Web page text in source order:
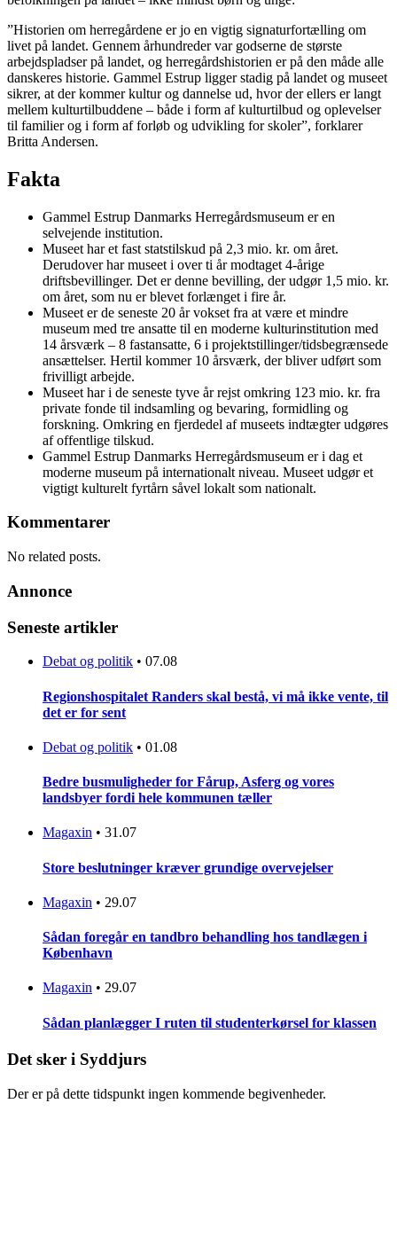
”Historien om herregårdene er jo en vigtig signaturfortælling om
livet på landet. Gennem århundreder var godserne de største
arbejdspladser på landet, og herregårdshistorien er på den måde alle
danskeres historie. Gammel Estrup ligger stadig på landet og museet
sikrer, at der kommer kultur og dannelse ud, hvor der ellers er langt
mellem kulturtilbuddene – både i form af kulturtilbud og oplevelser
til familier og i form af forløb og udvikling for skoler”, forklarer
Britta Andersen.
Fakta
Gammel Estrup Danmarks Herregårdsmuseum er en
selvejende institution.
Museet har et fast statstilskud på 2,3 mio. kr. om året.
Derudover har museet i over ti år modtaget 4-årige
driftsbevillinger. Det er denne bevilling, der udgør 1,5 mio. kr.
om året, som nu er blevet forlænget i fire år.
Museet er de seneste 20 år vokset fra at være et mindre
museum med tre ansatte til en moderne kulturinstitution med
14 årsværk – 8 fastansatte, 6 i projektstillinger/tidsbegrænsede
ansættelser. Hertil kommer 10 årsværk, der bliver udført som
frivilligt arbejde.
Museet har i de seneste tyve år rejst omkring 123 mio. kr. fra
private fonde til indsamling og bevaring, formidling og
forskning. Omkring en fjerdedel af museets indtægter udgøres
af offentlige tilskud.
Gammel Estrup Danmarks Herregårdsmuseum er i dag et
moderne museum på internationalt niveau. Museet udgør et
vigtigt kulturelt fyrtårn såvel lokalt som nationalt.
Kommentarer
No related posts.
Annonce
Seneste artikler
Debat og politik • 07.08
Regionshospitalet Randers skal bestå, vi må ikke vente, til
det er for sent
Debat og politik • 01.08
Bedre busmuligheder for Fårup, Asferg og vores
landsbyer fordi hele kommunen tæller
Magaxin • 31.07
Store beslutninger kræver grundige overvejelser
Magaxin • 29.07
Sådan foregår en tandbro behandling hos tandlægen i
København
Magaxin • 29.07
Sådan planlægger I ruten til studenterkørsel for klassen
Det sker i Syddjurs
Der er på dette tidspunkt ingen kommende begivenheder.